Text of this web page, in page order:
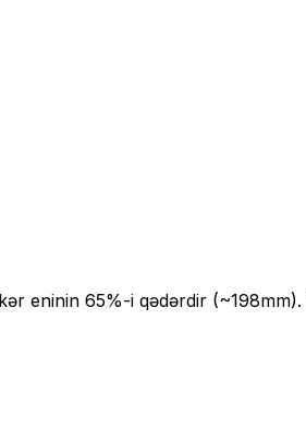
eninin 65%-i qədərdir (~198mm).